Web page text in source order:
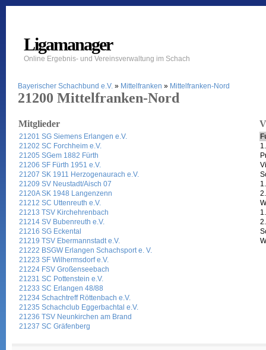
Ligamanager
Online Ergebnis- und Vereinsverwaltung im Schach
Bayerischer Schachbund e.V. » Mittelfranken » Mittelfranken-Nord
21200 Mittelfranken-Nord
Mitglieder
21201 SG Siemens Erlangen e.V.
21202 SC Forchheim e.V.
21205 SGem 1882 Fürth
21206 SF Fürth 1951 e.V.
21207 SK 1911 Herzogenaurach e.V.
21209 SV Neustadt/Aisch 07
2120A SK 1948 Langenzenn
21212 SC Uttenreuth e.V.
21213 TSV Kirchehrenbach
21214 SV Bubenreuth e.V.
21216 SG Eckental
21219 TSV Ebermannstadt e.V.
21222 BSGW Erlangen Schachsport e. V.
21223 SF Wilhermsdorf e.V.
21224 FSV Großenseebach
21231 SC Pottenstein e.V.
21233 SC Erlangen 48/88
21234 Schachtreff Röttenbach e.V.
21235 Schachclub Eggerbachtal e.V.
21236 TSV Neunkirchen am Brand
21237 SC Gräfenberg